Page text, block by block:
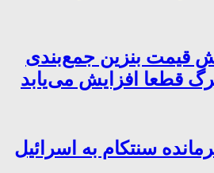
قیمت بنزین جمع‌بندی
قطعا افزایش می‌یابد
سنتکام به اسرائیل